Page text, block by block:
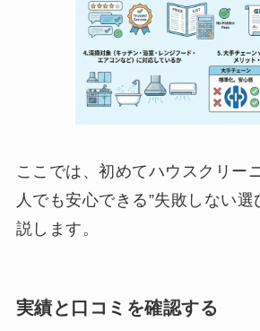
ここでは、初めてハウスクリー
人でも安心できる”失敗しない選
説します。
実績と口コミを確認する